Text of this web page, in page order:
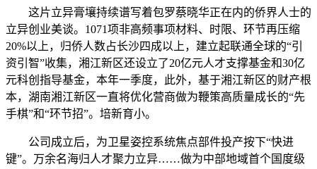
这片立异膏壤持续谱写着包罗蔡晓华正在内的侨界人士的
立异创业美谈。1071项非高频事项材料、时限、环节再压缩
20%以上，归侨人数占长沙四成以上，建立起联通全球的“引
资引智”收集，湘江新区还设立了20亿元人才支撑基金和30亿
元科创指导基金，本年一季度，此外，基于湘江新区的财产根
本，湖南湘江新区一直将优化营商做为鞭策高质量成长的“先
手棋”和“环节招”。培新育小。
公司成立后，为卫星姿控系统焦点部件投产按下“快进
键”。万余名海归人才聚力立异……做为中部地域首个国度级